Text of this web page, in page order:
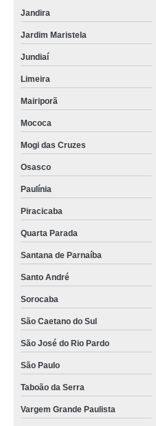
Jandira
Jardim Maristela
Jundiaí
Limeira
Mairiporã
Mococa
Mogi das Cruzes
Osasco
Paulínia
Piracicaba
Quarta Parada
Santana de Parnaíba
Santo André
Sorocaba
São Caetano do Sul
São José do Rio Pardo
São Paulo
Taboão da Serra
Vargem Grande Paulista